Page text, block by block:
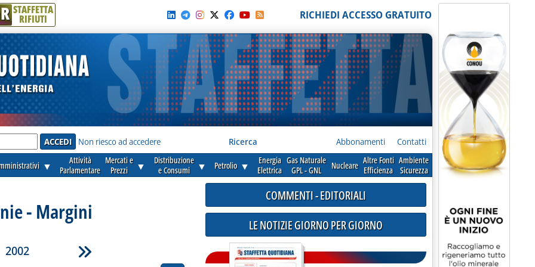
R STAFFETTA
RIFIUTI RICHIEDI ACCESSO GRATUITO
Non riesco ad accedere Ricerca Abbonamenti Contatti
▼
Attività
Parlamentare
Mercati e
Prezzi
▼
Distribuzione
e Consumi
▼ Petrolio ▼
Energia
Elettrica
Gas Naturale
GPL - GNL
Nucleare Altre Fonti
Efficienza
Ambiente
Sicurezza
- Margini
2002
COMMENTI - EDITORIALI
LE NOTIZIE GIORNO PER GIORNO